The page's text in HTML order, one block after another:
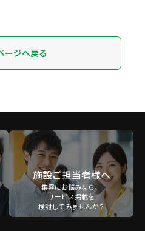
ージへ戻る
施設ご担当者様へ
集客にお悩みなら、
サービス掲載を
検討してみませんか？